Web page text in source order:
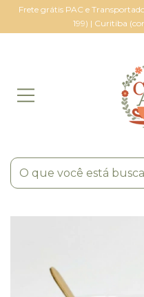
Frete grátis PAC e
199) | Curitiba